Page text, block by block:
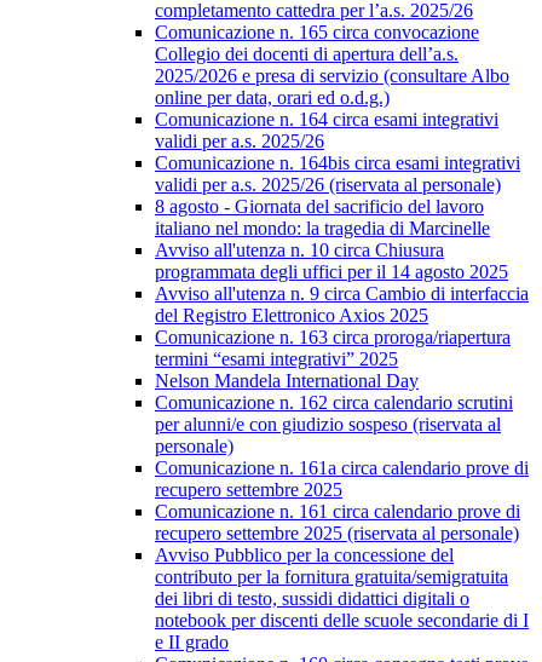
completamento cattedra per l’a.s. 2025/26
Comunicazione n. 165 circa convocazione
Collegio dei docenti di apertura dell’a.s.
2025/2026 e presa di servizio (consultare Albo
online per data, orari ed o.d.g.)
Comunicazione n. 164 circa esami integrativi
validi per a.s. 2025/26
Comunicazione n. 164bis circa esami integrativi
validi per a.s. 2025/26 (riservata al personale)
8 agosto - Giornata del sacrificio del lavoro
italiano nel mondo: la tragedia di Marcinelle
Avviso all'utenza n. 10 circa Chiusura
programmata degli uffici per il 14 agosto 2025
Avviso all'utenza n. 9 circa Cambio di interfaccia
del Registro Elettronico Axios 2025
Comunicazione n. 163 circa proroga/riapertura
termini “esami integrativi” 2025
Nelson Mandela International Day
Comunicazione n. 162 circa calendario scrutini
per alunni/e con giudizio sospeso (riservata al
personale)
Comunicazione n. 161a circa calendario prove di
recupero settembre 2025
Comunicazione n. 161 circa calendario prove di
recupero settembre 2025 (riservata al personale)
Avviso Pubblico per la concessione del
contributo per la fornitura gratuita/semigratuita
dei libri di testo, sussidi didattici digitali o
notebook per discenti delle scuole secondarie di I
e II grado